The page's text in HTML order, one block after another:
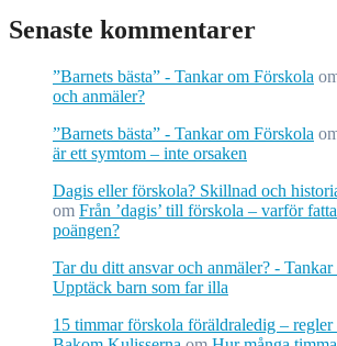
Senaste kommentarer
”Barnets bästa” - Tankar om Förskola
och anmäler?
”Barnets bästa” - Tankar om Förskola
är ett symtom – inte orsaken
Dagis eller förskola? Skillnad och
om Från ’dagis’ till förskola – varför
poängen?
Tar du ditt ansvar och anmäler? -
Upptäck barn som far illa
15 timmar förskola föräldraledig –